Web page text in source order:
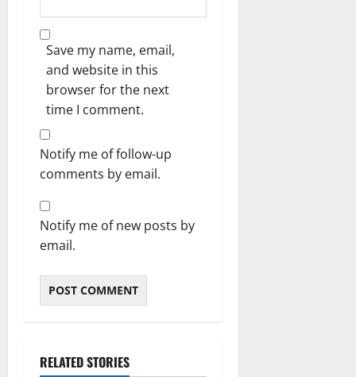
Save my name, email,
and website in this
browser for the next
time I comment.
Notify me of follow-up
comments by email.
Notify me of new posts by
email.
RELATED STORIES